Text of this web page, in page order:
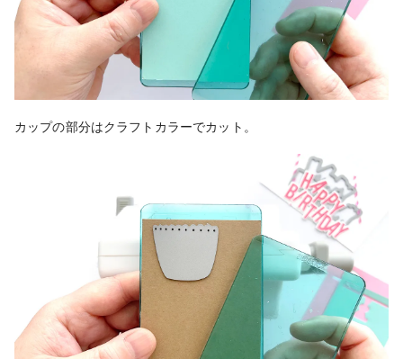
カップの部分はクラフトカラーでカット。